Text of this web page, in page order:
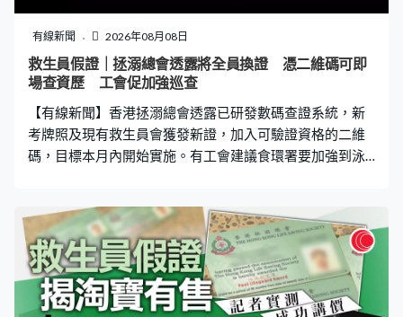
入伙。截至上月中，逾九成業主簽署接受收購建議信件，
餘下選擇「樓換樓」的業主須在月底前簽署，會於9月開始
選樓。
有線新聞 2026年08月08日
救生員假證｜拯溺總會透露將全員換證 憑二維碼可即
場查資歷 工會促加強巡查
【有線新聞】香港拯溺總會透露已研發數碼查證系統，新
考牌照及現有救生員會獲發新證，加入可驗證資格的二維
碼，目標本月內開始實施。有工會建議食環署要加強到泳
證件，持有舊證的救生員亦會收到信件通知，需要更換新
證件。總會將會聯同食環署及物監局向業界示範做法，目
標本月內開始實施。香港拯溺總會主席陳志球：「到時候
食環署或其他執法部門要到現場即時核實救生員資歷，可
以節省很多時間，管理公司或其他機構想核實時，預先向